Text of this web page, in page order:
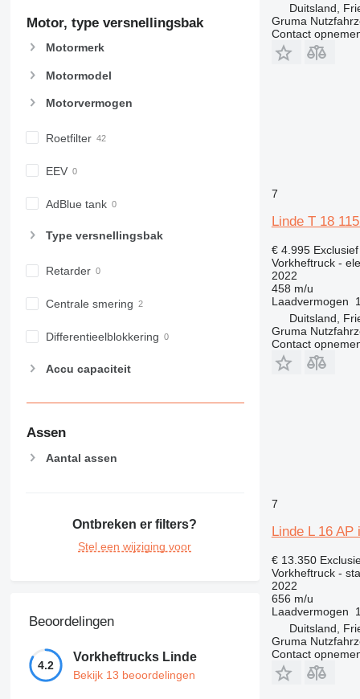
Motor, type versnellingsbak
Motormerk
Motormodel
Motorvermogen
Roetfilter
EEV
AdBlue tank
Type versnellingsbak
Retarder
Centrale smering
Differentieelblokkering
Accu capaciteit
Assen
Aantal assen
Ontbreken er filters?
Stel een wijziging voor
Beoordelingen
4.2
Vorkheftrucks Linde
Bekijk 13 beoordelingen
Duitsland,
Gruma
Contact
7
Linde T 18
€ 4.995
Vorkheftruck -
2022
458 m/u
Laadvermogen
Duitsland,
Gruma
Contact
7
Linde L 16 AP
€ 13.350
Vorkheftruck -
2022
656 m/u
Laadvermogen
Duitsland,
Gruma
Contact